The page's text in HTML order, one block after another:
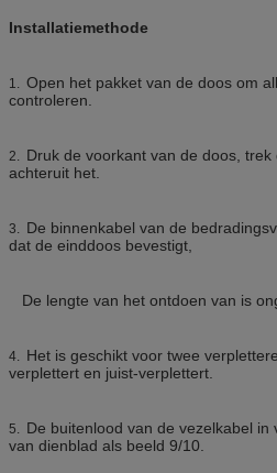
Installatiemethode
1. Open het pakket van de doos om
controleren.
2. Druk de voorkant van de doos,
achteruit het.
3. De binnenkabel van de
dat de einddoos bevestigt,
De lengte van het ontdoen van is
4. Het is geschikt voor twee
verplettert en juist-verplettert.
5. De buitenlood van de vezelkabel
van dienblad als beeld 9/10.